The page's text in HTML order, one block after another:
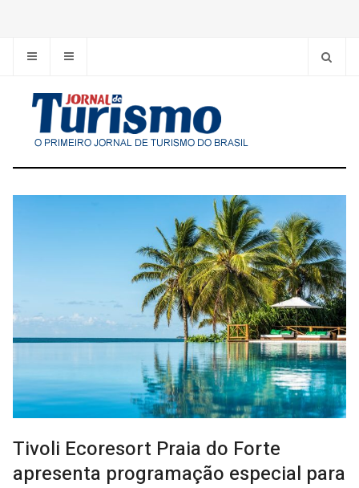
Tivoli Ecoresort Praia do Forte
apresenta programação especial para